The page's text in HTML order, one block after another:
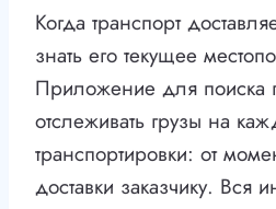
Когда транспорт
знать его текущее
Приложение для поиска
отслеживать грузы на
транспортировки: от
доставки заказчику. Вся